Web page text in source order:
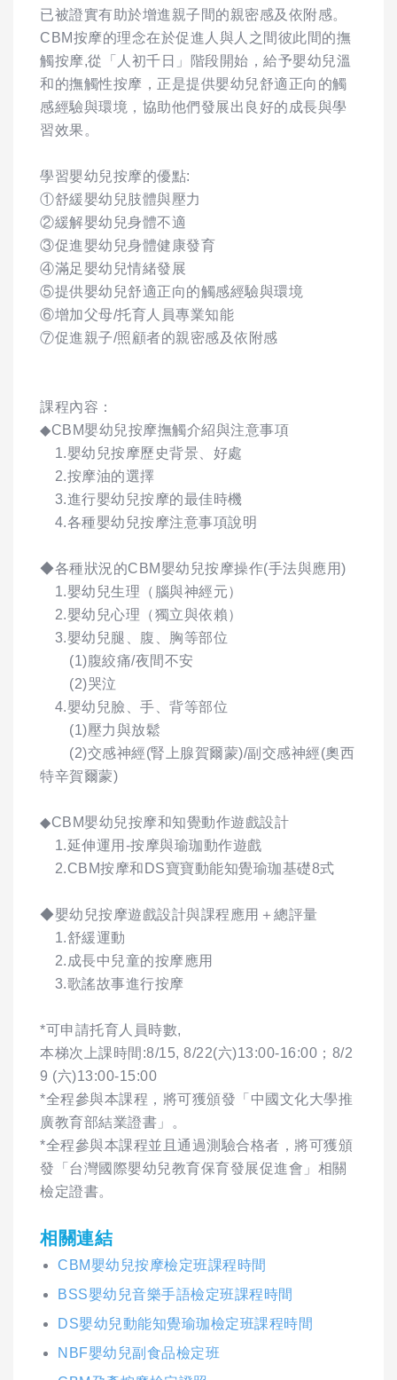
已被證實有助於增進親子間的親密感及依附感。
CBM按摩的理念在於促進人與人之間彼此間的撫
觸按摩,從「人初千日」階段開始，給予嬰幼兒溫
和的撫觸性按摩，正是提供嬰幼兒舒適正向的觸
感經驗與環境，協助他們發展出良好的成長與學
習效果。
學習嬰幼兒按摩的優點:
①舒緩嬰幼兒肢體與壓力
②緩解嬰幼兒身體不適
③促進嬰幼兒身體健康發育
④滿足嬰幼兒情緒發展
⑤提供嬰幼兒舒適正向的觸感經驗與環境
⑥增加父母/托育人員專業知能
⑦促進親子/照顧者的親密感及依附感
課程內容：
◆CBM嬰幼兒按摩撫觸介紹與注意事項
1.嬰幼兒按摩歷史背景、好處
2.按摩油的選擇
3.進行嬰幼兒按摩的最佳時機
4.各種嬰幼兒按摩注意事項說明
◆各種狀況的CBM嬰幼兒按摩操作(手法與應用)
1.嬰幼兒生理（腦與神經元）
2.嬰幼兒心理（獨立與依賴）
3.嬰幼兒腿、腹、胸等部位
(1)腹絞痛/夜間不安
(2)哭泣
4.嬰幼兒臉、手、背等部位
(1)壓力與放鬆
(2)交感神經(腎上腺賀爾蒙)/副交感神經(奧西
特辛賀爾蒙)
◆CBM嬰幼兒按摩和知覺動作遊戲設計
1.延伸運用-按摩與瑜珈動作遊戲
2.CBM按摩和DS寶寶動能知覺瑜珈基礎8式
◆嬰幼兒按摩遊戲設計與課程應用＋總評量
1.舒緩運動
2.成長中兒童的按摩應用
3.歌謠故事進行按摩
*可申請托育人員時數,
本梯次上課時間:8/15, 8/22(六)13:00-16:00；8/2
9 (六)13:00-15:00
*全程參與本課程，將可獲頒發「中國文化大學推
廣教育部結業證書」。
*全程參與本課程並且通過測驗合格者，將可獲頒
發「台灣國際嬰幼兒教育保育發展促進會」相關
檢定證書。
相關連結
CBM嬰幼兒按摩檢定班課程時間
BSS嬰幼兒音樂手語檢定班課程時間
DS嬰幼兒動能知覺瑜珈檢定班課程時間
NBF嬰幼兒副食品檢定班